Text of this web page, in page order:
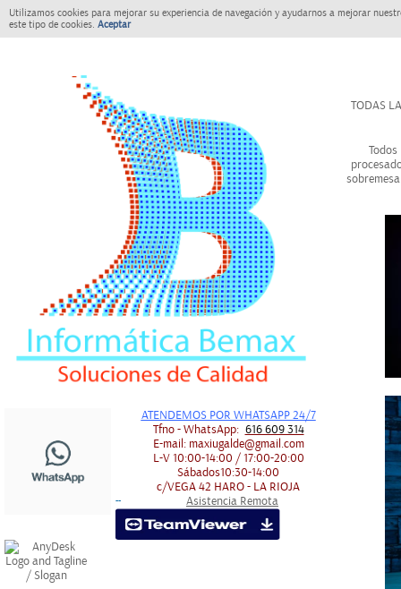
Utilizamos cookies para mejorar su experiencia de navegación y ayudarnos a mejorar
este tipo de cookies. Aceptar
ATENDEMOS POR WHATSAPP 24/7
Tfno - WhatsApp: 616 609 314
E-mail:maxiugalde@gmail.com
L-V10:00-14:00 / 17:00-20:00
Sábados10:30-14:00
c/VEGA 42 HARO - LA RIOJA
-- Asistencia Remota
TODAS